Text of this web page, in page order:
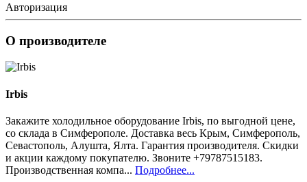
Авторизация
О производителе
Irbis
Закажите холодильное оборудование Irbis, по выгодной цене,
со склада в Симферополе. Доставка весь Крым, Симферополь,
Севастополь, Алушта, Ялта. Гарантия производителя. Скидки
и акции каждому покупателю. Звоните +79787515183.
Производственная компа... Подробнее...